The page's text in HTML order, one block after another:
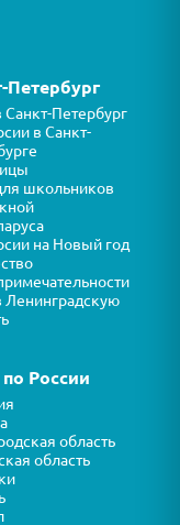
Петербург
Петербург
в Санкт-
школьников
на Новый год
Ленинградскую
России
область
область